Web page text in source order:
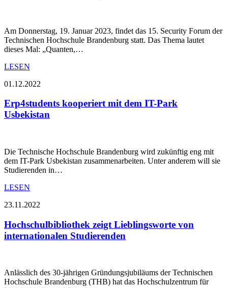
Am Donnerstag, 19. Januar 2023, findet das 15. Security Forum der
Technischen Hochschule Brandenburg statt. Das Thema lautet
dieses Mal: „Quanten,…
LESEN
01.12.2022
Erp4students kooperiert mit dem IT-Park
Usbekistan
Die Technische Hochschule Brandenburg wird zukünftig eng mit
dem IT-Park Usbekistan zusammenarbeiten. Unter anderem will sie
Studierenden in…
LESEN
23.11.2022
Hochschulbibliothek zeigt Lieblingsworte von
internationalen Studierenden
Anlässlich des 30-jährigen Gründungsjubiläums der Technischen
Hochschule Brandenburg (THB) hat das Hochschulzentrum für